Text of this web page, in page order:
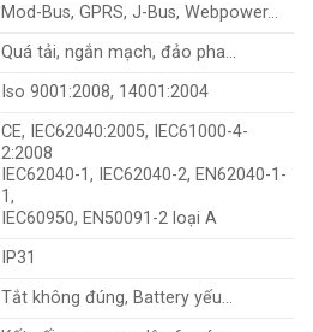
Mod-Bus, GPRS, J-Bus, Webpower…
Quá tải, ngắn mạch, đảo pha…
Iso 9001:2008, 14001:2004
CE, IEC62040:2005, IEC61000-4-
2:2008
IEC62040-1, IEC62040-2, EN62040-1-
1,
IEC60950, EN50091-2 loại A
IP31
Tắt không đúng, Battery yếu…